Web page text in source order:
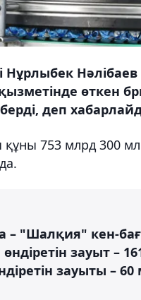
өткен
деп
753 млрд 300
– "Шалқия" кен-
зауыт –
зауыты – 60